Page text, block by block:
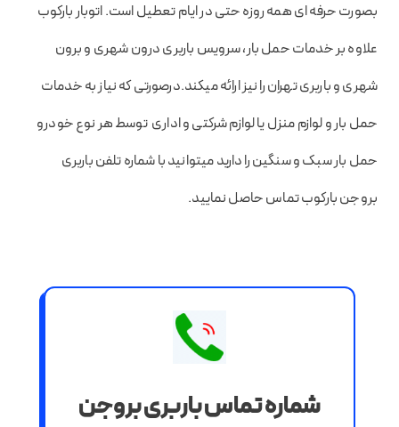
بصورت حرفه ای همه روزه حتی در ایام تعطیل است. اتوبار بارکوب
علاوه بر خدمات حمل بار، سرویس باربری درون شهری و برون
شهری و باربری تهران را نیز ارائه میکند.درصورتی که نیاز به خدمات
حمل بار و لوازم منزل یا لوازم شرکتی و اداری توسط هر نوع خودرو
حمل بار سبک و سنگین را دارید میتوانید با شماره تلفن باربری
بروجن بارکوب تماس حاصل نمایید.
شماره تماس باربری بروجن